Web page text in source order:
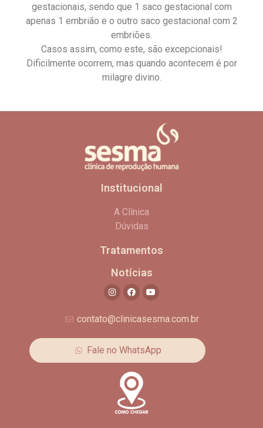
gestacionais, sendo que 1 saco gestacional com
apenas 1 embrião e o outro saco gestacional com 2
embriões.
Casos assim, como este, são excepcionais!
Dificilmente ocorrem, mas quando acontecem é por
milagre divino.
Institucional
A Clínica
Dúvidas
Tratamentos
Notícias
contato@clinicasesma.com.br
Fale no WhatsApp